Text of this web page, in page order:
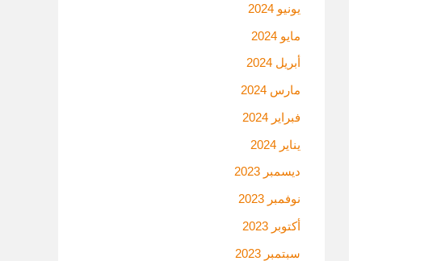
يونيو 2024
مايو 2024
أبريل 2024
مارس 2024
فبراير 2024
يناير 2024
ديسمبر 2023
نوفمبر 2023
أكتوبر 2023
سبتمبر 2023